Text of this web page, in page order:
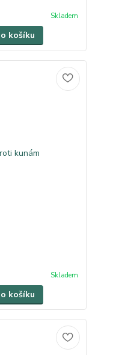
Skladem
košíku
Skladem
košíku